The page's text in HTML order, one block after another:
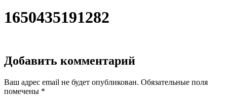
1650435191282
Добавить комментарий
Ваш адрес email не будет опубликован. Обязательные поля
помечены *